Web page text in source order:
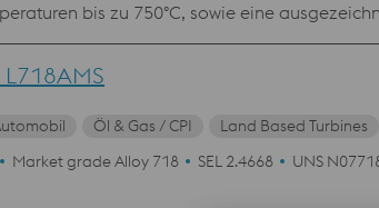
bis zu 750°C, sowie eine
Im Wesentlichen kann mit gedruckten
L718AMS
Öl & Gas / CPI
Land Based Turbines
Market grade Alloy 718 SEL 2.4668 UNS